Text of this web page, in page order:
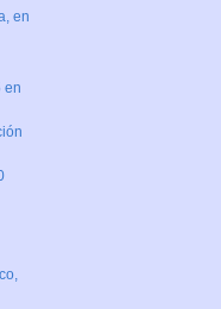
en
en